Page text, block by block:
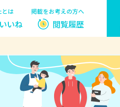
とは 掲載をお考えの方へ
いね 閲覧履歴